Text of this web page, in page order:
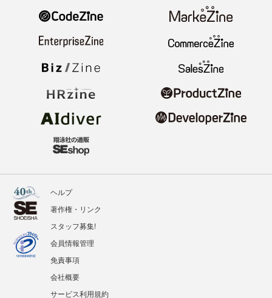
ヘルプ
著作権・リンク
スタッフ募集!
会員情報管理
免責事項
会社概要
サービス利用規約